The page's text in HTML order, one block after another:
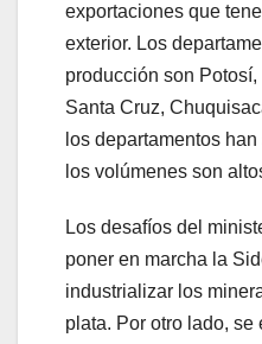
exportaciones que
exterior. Los
producción son
Santa Cruz,
los departamentos
los volúmenes son
Los desafíos del
poner en marcha la
industrializar los
plata. Por otro lado,